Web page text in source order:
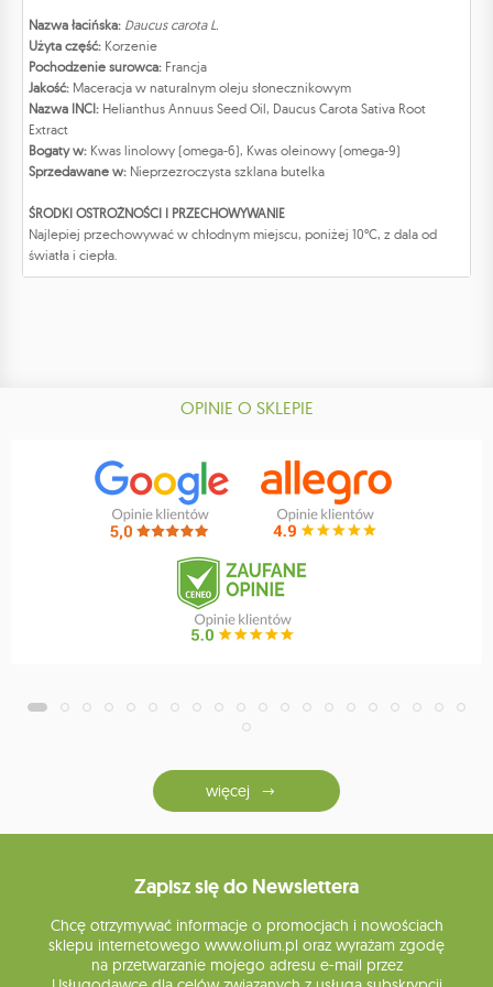
Nazwa łacińska: Daucus carota L.
Użyta część: Korzenie
Pochodzenie surowca: Francja
Jakość: Maceracja w naturalnym oleju słonecznikowym
Nazwa INCI: Helianthus Annuus Seed Oil, Daucus Carota Sativa Root
Extract
Bogaty w: Kwas linolowy (omega-6), Kwas oleinowy (omega-9)
Sprzedawane w: Nieprzezroczysta szklana butelka
ŚRODKI OSTROŻNOŚCI I PRZECHOWYWANIE
Najlepiej przechowywać w chłodnym miejscu, poniżej 10°C, z dala od
światła i ciepła.
OPINIE O SKLEPIE
więcej
Zapisz się do Newslettera
Chcę otrzymywać informacje o promocjach i nowościach
sklepu internetowego www.olium.pl oraz wyrażam zgodę
na przetwarzanie mojego adresu e-mail przez